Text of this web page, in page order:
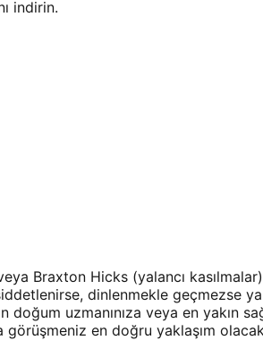
indirin.
Braxton Hicks (yalancı
dinlenmekle geçmezse
uzmanınıza veya en yakın
en doğru yaklaşım